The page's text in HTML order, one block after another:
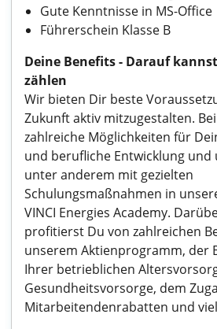
Gute Kenntnisse in MS-Office
Führerschein Klasse B
Deine Benefits - Darauf
zählen
Wir bieten Dir beste
Zukunft aktiv mitzugestalten.
zahlreiche Möglichkeiten für
und berufliche Entwicklung
unter anderem mit gezielten
Schulungsmaßnahmen in
VINCI Energies Academy.
profitierst Du von zahlreichen
unserem Aktienprogramm, der
Ihrer betrieblichen
Gesundheitsvorsorge, dem
Mitarbeitendenrabatten und